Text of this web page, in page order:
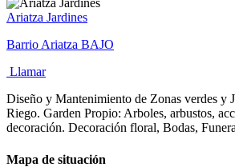
Ariatza Jardines
Barrio Ariatza BAJO
Llamar
Diseño y Mantenimiento de Zonas verdes y
Riego. Garden Propio: Arboles, arbustos,
decoración. Decoración floral, Bodas,
Mapa de situación